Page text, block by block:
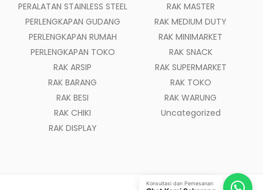
PERALATAN STAINLESS STEEL
PERLENGKAPAN GUDANG
PERLENGKAPAN RUMAH
PERLENGKAPAN TOKO
RAK ARSIP
RAK BARANG
RAK BESI
RAK CHIKI
RAK DISPLAY
RAK MASTER
RAK MEDIUM DUTY
RAK MINIMARKET
RAK SNACK
RAK SUPERMARKET
RAK TOKO
RAK WARUNG
Uncategorized
Konsultasi dan Pemesanan